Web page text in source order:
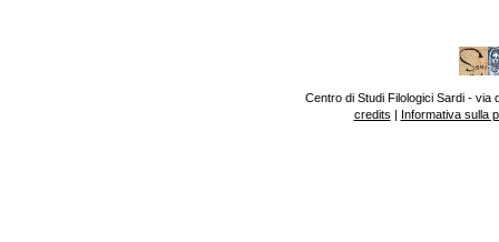
Centro di Studi Filologici Sardi - via
credits | Informativa sulla